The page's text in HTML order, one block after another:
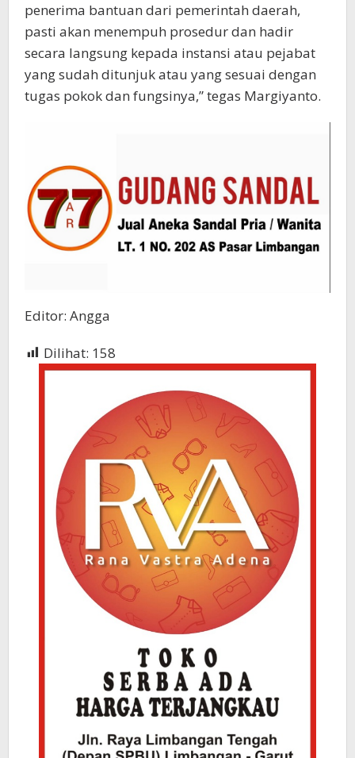
penerima bantuan dari pemerintah daerah,
pasti akan menempuh prosedur dan hadir
secara langsung kepada instansi atau pejabat
yang sudah ditunjuk atau yang sesuai dengan
tugas pokok dan fungsinya,” tegas Margiyanto.
Editor: Angga
Dilihat: 158